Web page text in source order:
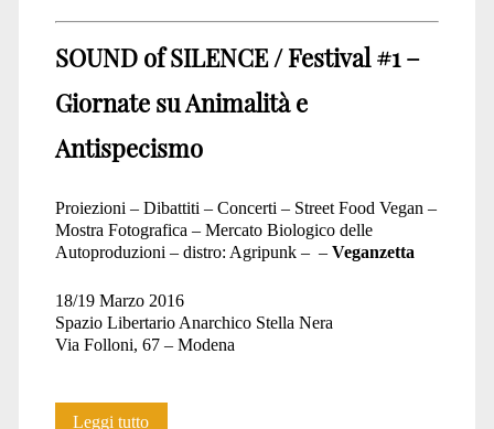
SOUND of SILENCE / Festival #1 –
Giornate su Animalità e
Antispecismo
Proiezioni – Dibattiti – Concerti – Street Food Vegan –
Mostra Fotografica – Mercato Biologico delle
Autoproduzioni – distro: Agripunk – – Veganzetta
18/19 Marzo 2016
Spazio Libertario Anarchico Stella Nera
Via Folloni, 67 – Modena
Leggi tuttoSound